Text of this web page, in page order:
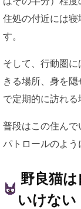
住処の付近には寝
す。
そして、行動圏
きる場所、身を
で定期的に訪れる
普段はこの住ん
パトロールのよう
野良猫
いけない